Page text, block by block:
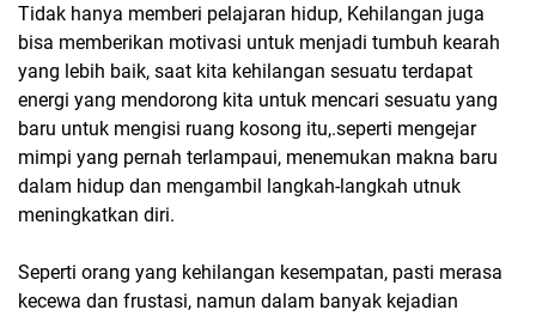
Tidak hanya memberi pelajaran hidup, Kehilangan juga
bisa memberikan motivasi untuk menjadi tumbuh kearah
yang lebih baik, saat kita kehilangan sesuatu terdapat
energi yang mendorong kita untuk mencari sesuatu yang
baru untuk mengisi ruang kosong itu,.seperti mengejar
mimpi yang pernah terlampaui, menemukan makna baru
dalam hidup dan mengambil langkah-langkah utnuk
meningkatkan diri.
Seperti orang yang kehilangan kesempatan, pasti merasa
kecewa dan frustasi, namun dalam banyak kejadian